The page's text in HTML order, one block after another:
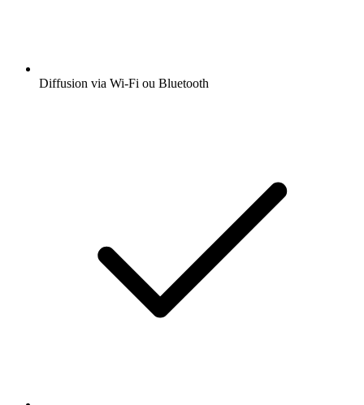
Diffusion via Wi-Fi ou Bluetooth